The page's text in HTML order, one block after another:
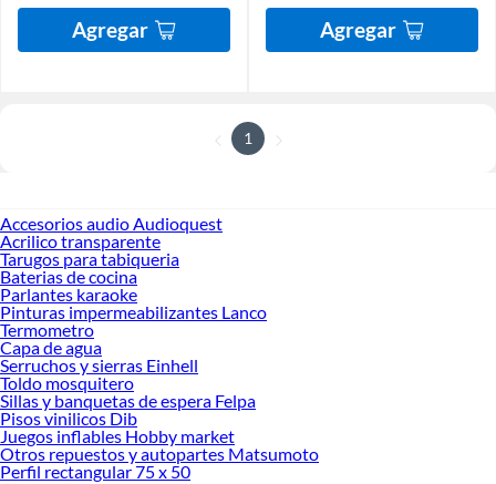
Agregar Agregar
1
Accesorios audio Audioquest
Acrilico transparente
Tarugos para tabiqueria
Baterias de cocina
Parlantes karaoke
Pinturas impermeabilizantes Lanco
Termometro
Capa de agua
Serruchos y sierras Einhell
Toldo mosquitero
Sillas y banquetas de espera Felpa
Pisos vinilicos Dib
Juegos inflables Hobby market
Otros repuestos y autopartes Matsumoto
Perfil rectangular 75 x 50